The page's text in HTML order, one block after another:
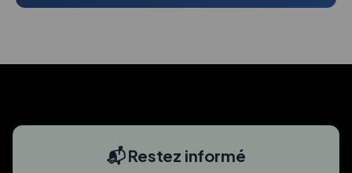
📬 Restez informé